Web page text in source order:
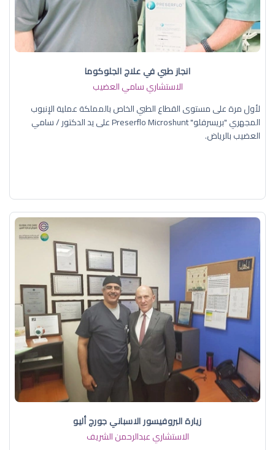
انجاز طبي في علاج الجلوكوما
الاستشاري سامي العضيب
لأول مرة على مستوى القطاع الطبي الخاص بالمملكة عملية الإنبوب
المجهري "بريسرفلو" Preserflo Microshunt على يد الدكتور / سامي
العضيب بالرياض.
زيارة البروفيسور الاسباني جورج أليو
الاستشاري عبدالرحمن الشريف